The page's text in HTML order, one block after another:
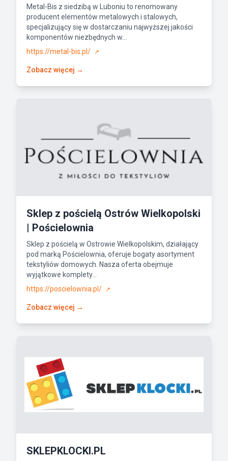
Metal-Bis z siedzibą w Luboniu to renomowany
producent elementów metalowych i stalowych,
specjalizujący się w dostarczaniu najwyższej jakości
komponentów niezbędnych w...
https://metal-bis.pl/
↗
Zobacz więcej →
Sklep z pościelą Ostrów Wielkopolski
| Pościelownia
Sklep z pościelą w Ostrowie Wielkopolskim, działający
pod marką Pościelownia, oferuje bogaty asortyment
tekstyliów domowych. Nasza oferta obejmuje
wyjątkowe komplety...
https://poscielownia.pl/
↗
Zobacz więcej →
SKLEPKLOCKI.PL